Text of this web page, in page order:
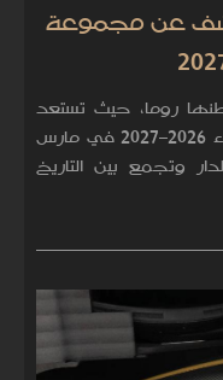
عن مجموعة
روما، حيث تستعد
لتقديم عرض مجموعة خريف وشتاء 2026–2027 في مارس
وتجمع بين التاريخ